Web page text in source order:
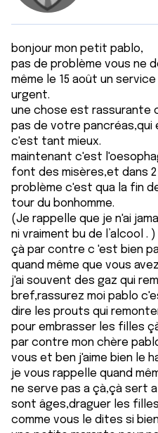
bonjour mon petit pablo,
pas de problème vous ne
même le 15 août un
urgent.
une chose est rassurante
pas de votre
c'est tant mieux.
maintenant c'est
font des misères,et dans 2
problème c'est qua la fin
tour du bonhomme.
(Je rappelle que je n'ai
ni vraiment bu de l’alcool . )
çà par contre c 'est bien
quand même que vous
j'ai souvent des gaz qui
bref,rassurez moi pablo
dire les prouts qui
pour embrasser les filles
par contre mon chère
vous et ben j'aime bien le
je vous rappelle quand
ne serve pas a çà,çà sert
sont âges,draguer les
comme vous le dites si